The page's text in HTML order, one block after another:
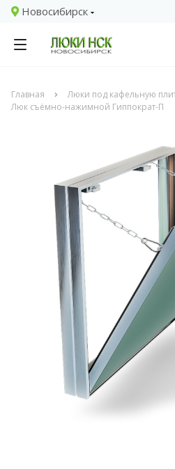
Новосибирск
Главная
Люки под кафельную
Люк съёмно-нажимной Гиппократ-П